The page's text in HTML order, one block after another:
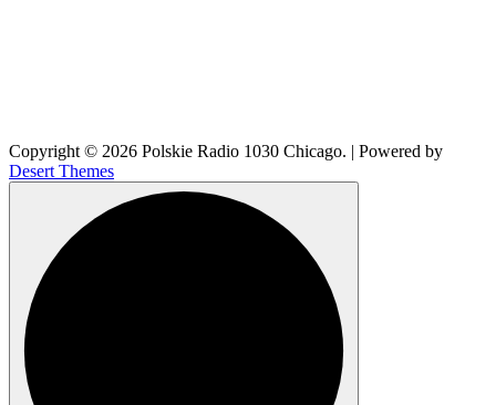
Copyright © 2026 Polskie Radio 1030 Chicago. | Powered by
Desert Themes